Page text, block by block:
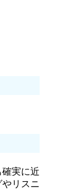
実に近
リスニ